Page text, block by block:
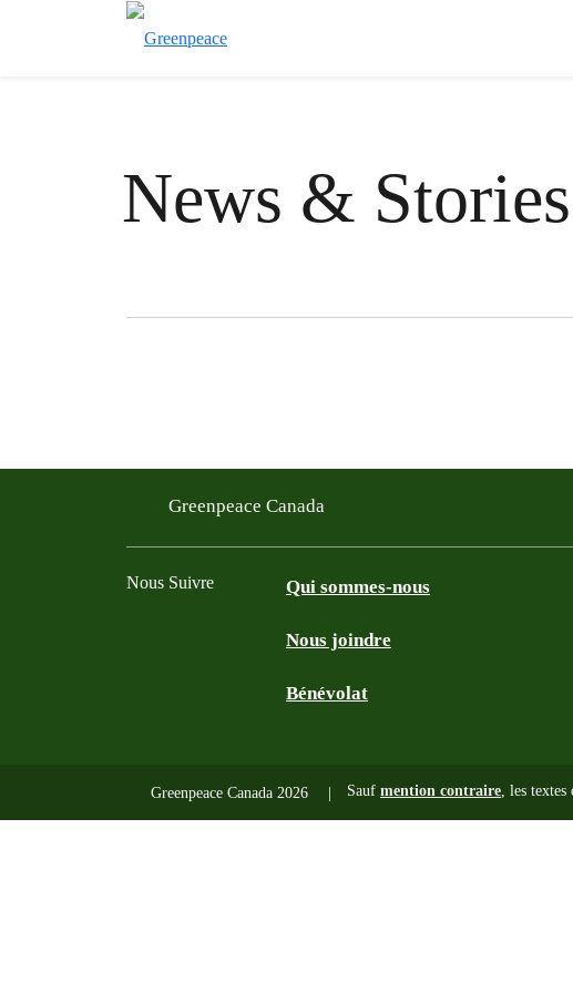
News & Stories
Filtered results
Greenpeace Canada
Nous Suivre Qui sommes-nous
Nous joindre
Bénévolat
Greenpeace Canada 2026 Sauf mention contraire, les textes